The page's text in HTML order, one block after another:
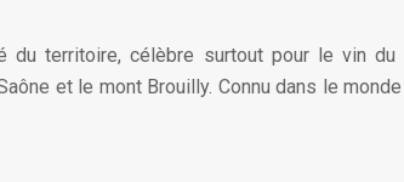
du territoire, célèbre surtout pour le vin
et le mont Brouilly. Connu dans le